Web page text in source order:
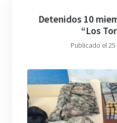
Detenidos 10
“Los
Publicado el